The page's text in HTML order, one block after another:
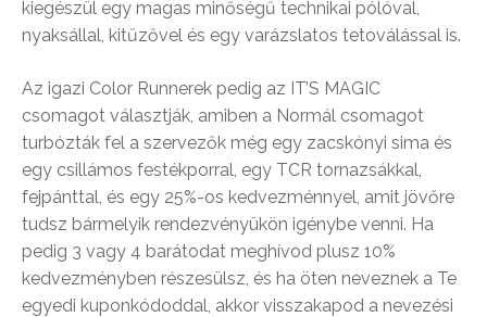
kiegészül egy magas minőségű technikai pólóval,
nyaksállal, kitűzővel és egy varázslatos tetoválással is.
Az igazi Color Runnerek pedig az IT’S MAGIC
csomagot választják, amiben a Normál csomagot
turbózták fel a szervezők még egy zacskónyi sima és
egy csillámos festékporral, egy TCR tornazsákkal,
fejpánttal, és egy 25%-os kedvezménnyel, amit jövőre
tudsz bármelyik rendezvényükön igénybe venni. Ha
pedig 3 vagy 4 barátodat meghívod plusz 10%
kedvezményben részesülsz, és ha öten neveznek a Te
egyedi kuponkódoddal, akkor visszakapod a nevezési